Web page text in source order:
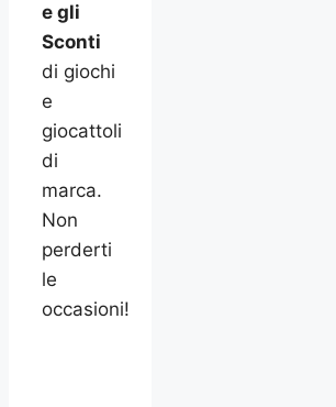
e gli
Sconti
di giochi
e
giocattoli
di
marca.
Non
perderti
le
occasioni!